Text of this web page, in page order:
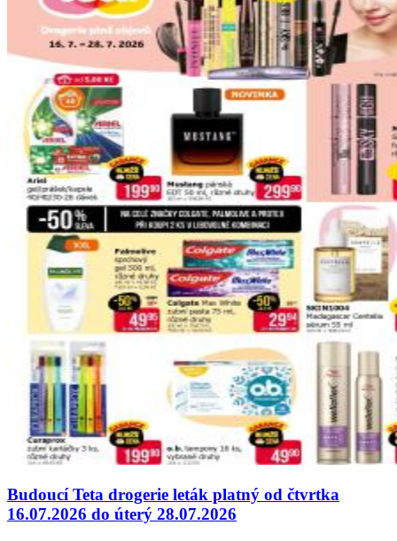
Budoucí Teta drogerie leták platný od čtvrtka
16.07.2026 do úterý 28.07.2026